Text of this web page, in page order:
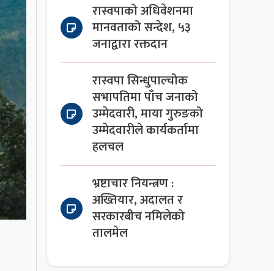
रास्वपाको अधिवेशनमा
मानवताको सन्देश, ५३
जनाद्वारा रक्तदान
रास्वपा सिन्धुपाल्चोक
सभापतिमा पाँच जनाको
उम्मेदवारी, माया गुरुङको
उम्मेदवारीले कार्यकर्तामा
हलचल
भ्रष्टाचार नियन्त्रण :
अख्तियार, अदालत र
सरकारबीच नमिलेको
तालमेल